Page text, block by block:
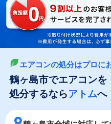
LINEやメール
メールで回収依頼
エアコンの処分はプロに
鶴ヶ島市でエアコンを
処分するならアトムへ